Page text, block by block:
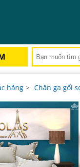
hãng > Chăn ga gối